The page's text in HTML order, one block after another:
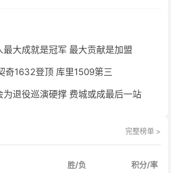
最大成就是冠军 最大贡献是加盟
奇1632登顶 库里1509第三
退役巡演硬撑 费城或成最后一站
完整榜单 >
胜/负 积分/率